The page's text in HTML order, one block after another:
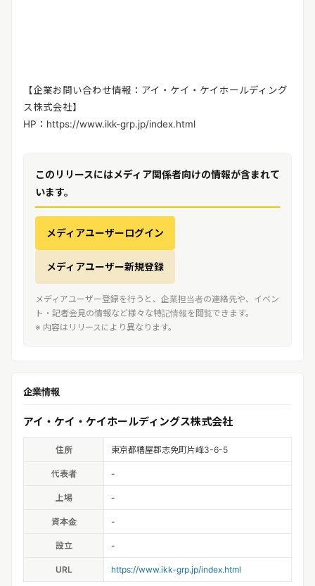
【企業お問い合わせ情報：アイ・ケイ・ケイホールディング
ス株式会社】
HP：https://www.ikk-grp.jp/index.html
このリリースにはメディア関係者向けの情報が含まれて
います。
メディアユーザーログイン
メディアユーザー新規登録
メディアユーザー登録を行うと、企業担当者の連絡先や、イベン
ト・記者会見の情報など様々な特記情報を閲覧できます。
※ 内容はリリースにより異なります。
企業情報
アイ・ケイ・ケイホールディングス株式会社
住所 東京都糟屋郡志免町片峰3-6-5
代表者 -
上場 -
資本金 -
設立 -
URL https://www.ikk-grp.jp/index.html